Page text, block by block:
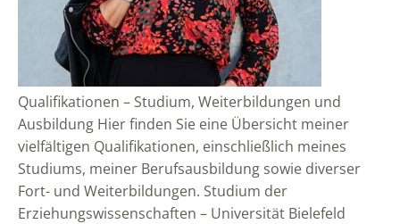
Qualifikationen – Studium, Weiterbildungen und
Ausbildung Hier finden Sie eine Übersicht meiner
vielfältigen Qualifikationen, einschließlich meines
Studiums, meiner Berufsausbildung sowie diverser
Fort- und Weiterbildungen. Studium der
Erziehungswissenschaften – Universität Bielefeld